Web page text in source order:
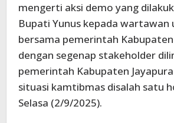
mengerti aksi demo yang
Bupati Yunus kepada wartawan
bersama pemerintah Kabupaten
dengan segenap stakeholder
pemerintah Kabupaten
situasi kamtibmas disalah satu
Selasa (2/9/2025).